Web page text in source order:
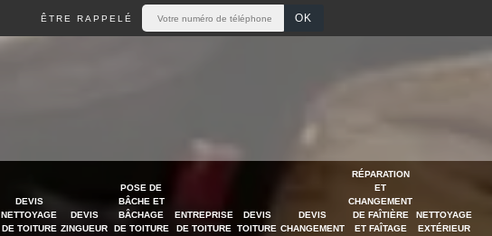
ÊTRE RAPPELÉ
DEVIS
NETTOYAGE
DE TOITURE
DEVIS
ZINGUEUR
POSE DE
BÂCHE ET
BÂCHAGE
DE TOITURE
ENTREPRISE
DE TOITURE
DEVIS
TOITURE
DEVIS
CHANGEMENT
RÉPARATION
ET
CHANGEMENT
DE FAÎTIÈRE
ET FAÎTAGE
NETTOYAGE
EXTÉRIEUR